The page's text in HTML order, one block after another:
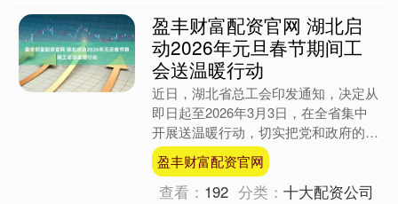
盈丰财富配资官网 湖北启
动2026年元旦春节期间工
会送温暖行动
近日，湖北省总工会印发通知，决定从
即日起至2026年3月3日，在全省集中
开展送温暖行动，切实把党和政府的关
心关怀送到职工心坎上，保障职工群众
温暖过冬。 本次送温....
盈丰财富配资官网
查看： 192 分类：十大配资公司